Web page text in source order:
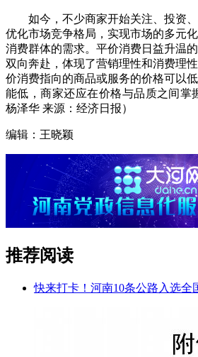
如今，不少商家开始关注、投资、
优化市场竞争格局，实现市场的多元
消费群体的需求。平价消费日益升温
双向奔赴，体现了营销理性和消费理
价消费指向的商品或服务的价格可以
能低，商家还应在价格与品质之间掌
杨泽华 来源：经济日报）
编辑：王晓颖
推荐阅读
快来打卡！河南10条公路入选全